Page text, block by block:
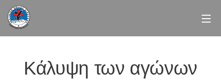
Κάλυψη των αγώνων